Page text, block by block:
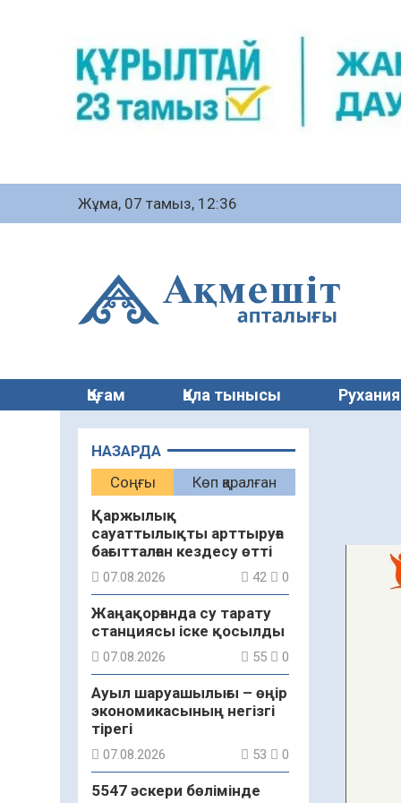
Жұма, 07 тамыз, 12:36
Қоғам Қала тынысы
НАЗАРДА
Соңғы
Көп қаралған
Қаржылық
сауаттылықты арттыруға
бағытталған кездесу өтті
07.08.2026 42 0
Жаңақорғанда су тарату
станциясы іске қосылды
07.08.2026 55 0
Ауыл шаруашылығы – өңір
экономикасының негізгі
тірегі
07.08.2026 53 0
5547 әскери бөлімінде